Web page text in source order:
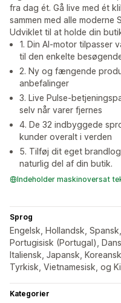
fra dag ét. Gå live med ét
sammen med alle
Udviklet til at holde din
1. Din AI-motor tilpasser
til den enkelte
2. Ny og fængende
anbefalinger
3. Live Pulse-
selv når varer fjernes
4. De 32 indbyggede
kunder overalt i verden
5. Tilføj dit eget
naturlig del af din butik.
Indeholder maskinoversat
Sprog
Engelsk, Hollandsk,
Portugisisk (Portugal),
Italiensk, Japansk,
Tyrkisk, Vietnamesisk, og
Kategorier